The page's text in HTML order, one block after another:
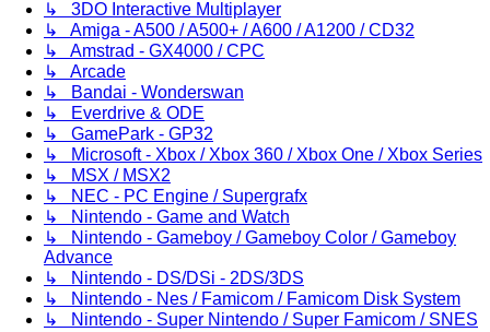
↳ 3DO Interactive Multiplayer
↳ Amiga - A500 / A500+ / A600 / A1200 / CD32
↳ Amstrad - GX4000 / CPC
↳ Arcade
↳ Bandai - Wonderswan
↳ Everdrive & ODE
↳ GamePark - GP32
↳ Microsoft - Xbox / Xbox 360 / Xbox One / Xbox Series
↳ MSX / MSX2
↳ NEC - PC Engine / Supergrafx
↳ Nintendo - Game and Watch
↳ Nintendo - Gameboy / Gameboy Color / Gameboy
Advance
↳ Nintendo - DS/DSi - 2DS/3DS
↳ Nintendo - Nes / Famicom / Famicom Disk System
↳ Nintendo - Super Nintendo / Super Famicom / SNES